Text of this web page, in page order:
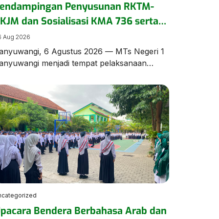
Penyusunan RKTM-
dan Sosialisasi KMA 736 serta
Tahun 2026 Digelar di MTs Negeri
Banyuwangi
Aug 2026
6 Agustus 2026 — MTs Negeri 1
menjadi tempat pelaksanaan
Tahunan Madrasah (RKTM) dan
Kerja Jangka Menengah (RKJM)
Sosialisasi KMA Nomor 736 dan 737
2026, pada Kamis (06/08/2026).
yang dimulai pukul 08.00 WIB hingga
ini menghadirkan Pengawas Madrasah
Kementerian Agama Kabupaten
[…]
Bendera Berbahasa Arab dan